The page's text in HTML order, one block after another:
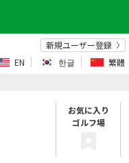
新規ユーザー登録
EN
한글 繁體
お気に入り
ゴルフ場